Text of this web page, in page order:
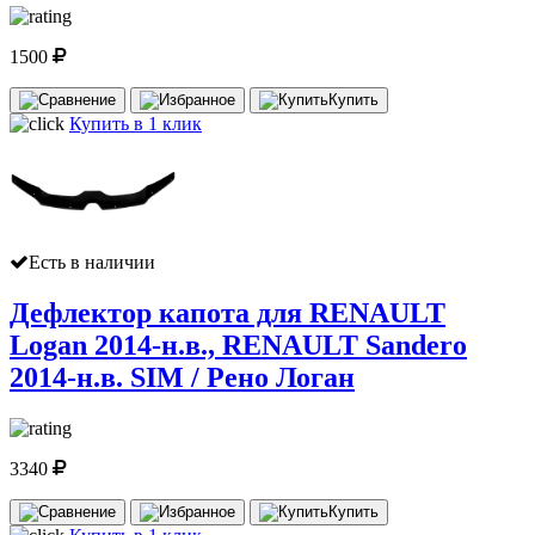
1500
Купить
Купить в 1 клик
Есть в наличии
Дефлектор капота для RENAULT
Logan 2014-н.в., RENAULT Sandero
2014-н.в. SIM / Рено Логан
3340
Купить